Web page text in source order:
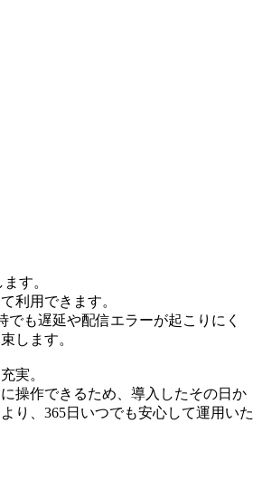
す。
利用できます。
も遅延や配信エラーが起こりにく
します。
実。
操作できるため、導入したその日か
り、365日いつでも安心して運用いた